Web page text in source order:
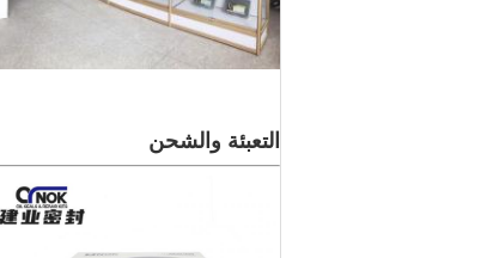
التعبئة والشحن